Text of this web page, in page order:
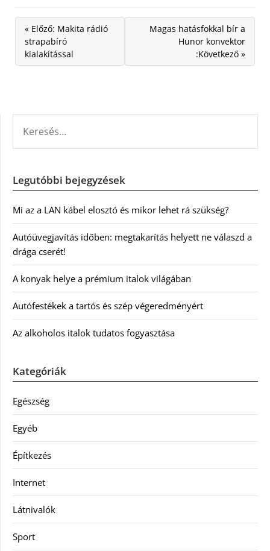
« Előző: Makita rádió
strapabíró
kialakítással
Magas hatásfokkal bír a
Hunor konvektor
:Következő »
Legutóbbi bejegyzések
Mi az a LAN kábel elosztó és mikor lehet rá szükség?
Autóüvegjavítás időben: megtakarítás helyett ne válaszd a
drága cserét!
A konyak helye a prémium italok világában
Autófestékek a tartós és szép végeredményért
Az alkoholos italok tudatos fogyasztása
Kategóriák
Egészség
Egyéb
Építkezés
Internet
Látnivalók
Sport